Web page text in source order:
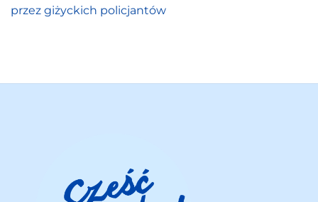
przez giżyckich policjantów